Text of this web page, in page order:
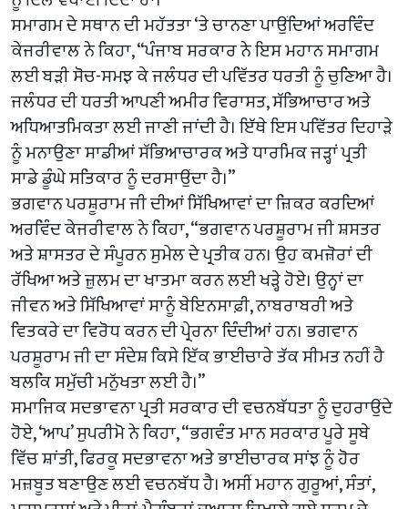
ਸਮਾਗਮ ਦੇ ਸਥਾਨ ਦੀ ਮਹੱਤਤਾ ‘ਤੇ ਚਾਨਣਾ ਪਾਉਂਦਿਆਂ ਅਰਵਿੰਦ
ਕੇਜਰੀਵਾਲ ਨੇ ਕਿਹਾ, “ਪੰਜਾਬ ਸਰਕਾਰ ਨੇ ਇਸ ਮਹਾਨ ਸਮਾਗਮ
ਲਈ ਬੜੀ ਸੋਚ-ਸਮਝ ਕੇ ਜਲੰਧਰ ਦੀ ਪਵਿੱਤਰ ਧਰਤੀ ਨੂੰ ਚੁਣਿਆ ਹੈ।
ਜਲੰਧਰ ਦੀ ਧਰਤੀ ਆਪਣੀ ਅਮੀਰ ਵਿਰਾਸਤ, ਸੱਭਿਆਚਾਰ ਅਤੇ
ਅਧਿਆਤਮਿਕਤਾ ਲਈ ਜਾਣੀ ਜਾਂਦੀ ਹੈ। ਇੱਥੇ ਇਸ ਪਵਿੱਤਰ ਦਿਹਾੜੇ
ਨੂੰ ਮਨਾਉਣਾ ਸਾਡੀਆਂ ਸੱਭਿਆਚਾਰਕ ਅਤੇ ਧਾਰਮਿਕ ਜੜ੍ਹਾਂ ਪ੍ਰਤੀ
ਸਾਡੇ ਡੂੰਘੇ ਸਤਿਕਾਰ ਨੂੰ ਦਰਸਾਉਂਦਾ ਹੈ।”
ਭਗਵਾਨ ਪਰਸ਼ੂਰਾਮ ਜੀ ਦੀਆਂ ਸਿੱਖਿਆਵਾਂ ਦਾ ਜ਼ਿਕਰ ਕਰਦਿਆਂ
ਅਰਵਿੰਦ ਕੇਜਰੀਵਾਲ ਨੇ ਕਿਹਾ, “ਭਗਵਾਨ ਪਰਸ਼ੂਰਾਮ ਜੀ ਸ਼ਸਤਰ
ਅਤੇ ਸ਼ਾਸਤਰ ਦੇ ਸੰਪੂਰਨ ਸੁਮੇਲ ਦੇ ਪ੍ਰਤੀਕ ਹਨ। ਉਹ ਕਮਜ਼ੋਰਾਂ ਦੀ
ਰੱਖਿਆ ਅਤੇ ਜ਼ੁਲਮ ਦਾ ਖਾਤਮਾ ਕਰਨ ਲਈ ਖੜ੍ਹੇ ਹੋਏ। ਉਨ੍ਹਾਂ ਦਾ
ਜੀਵਨ ਅਤੇ ਸਿੱਖਿਆਵਾਂ ਸਾਨੂੰ ਬੇਇਨਸਾਫ਼ੀ, ਨਾਬਰਾਬਰੀ ਅਤੇ
ਵਿਤਕਰੇ ਦਾ ਵਿਰੋਧ ਕਰਨ ਦੀ ਪ੍ਰੇਰਨਾ ਦਿੰਦੀਆਂ ਹਨ। ਭਗਵਾਨ
ਪਰਸ਼ੂਰਾਮ ਜੀ ਦਾ ਸੰਦੇਸ਼ ਕਿਸੇ ਇੱਕ ਭਾਈਚਾਰੇ ਤੱਕ ਸੀਮਤ ਨਹੀਂ ਹੈ
ਬਲਕਿ ਸਮੁੱਚੀ ਮਨੁੱਖਤਾ ਲਈ ਹੈ।”
ਸਮਾਜਿਕ ਸਦਭਾਵਨਾ ਪ੍ਰਤੀ ਸਰਕਾਰ ਦੀ ਵਚਨਬੱਧਤਾ ਨੂੰ ਦੁਹਰਾਉਂਦੇ
ਹੋਏ, ‘ਆਪ’ ਸੁਪਰੀਮੋ ਨੇ ਕਿਹਾ, “ਭਗਵੰਤ ਮਾਨ ਸਰਕਾਰ ਪੂਰੇ ਸੂਬੇ
ਵਿੱਚ ਸ਼ਾਂਤੀ, ਫਿਰਕੂ ਸਦਭਾਵਨਾ ਅਤੇ ਭਾਈਚਾਰਕ ਸਾਂਝ ਨੂੰ ਹੋਰ
ਮਜ਼ਬੂਤ ਬਣਾਉਣ ਲਈ ਵਚਨਬੱਧ ਹੈ। ਅਸੀਂ ਮਹਾਨ ਗੁਰੂਆਂ, ਸੰਤਾਂ,